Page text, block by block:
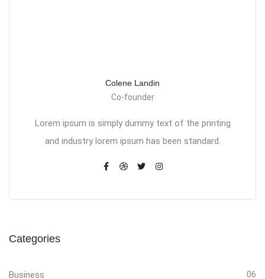
Colene Landin
Co-founder
Lorem ipsum is simply dummy text of the printing
and industry lorem ipsum has been standard.
Categories
Business 06